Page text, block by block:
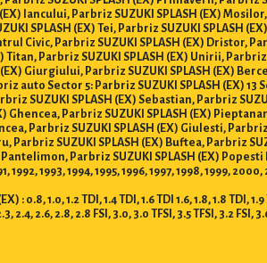
Iancului, Parbriz SUZUKI SPLASH (EX)
SPLASH (EX) Tei, Parbriz SUZUKI SPLASH
Civic, Parbriz SUZUKI SPLASH (EX) Dristor,
Titan, Parbriz SUZUKI SPLASH (EX) Unirii,
Giurgiului, Parbriz SUZUKI SPLASH (EX)
auto Sector 5: Parbriz SUZUKI SPLASH (EX)
SUZUKI SPLASH (EX) Sebastian, Parbriz
Ghencea, Parbriz SUZUKI SPLASH (EX)
Parbriz SUZUKI SPLASH (EX) Giulesti,
SUZUKI SPLASH (EX) Buftea, Parbriz
Pantelimon, Parbriz SUZUKI SPLASH (EX)
1992, 1993, 1994, 1995, 1996, 1997, 1998, 1999,
1.0, 1.2 TDI, 1.4 TDI, 1.6 TDI 1.6, 1.8, 1.8 TDI, 1.9
2.4, 2.6, 2.8, 2.8 FSI, 3.0, 3.0 TFSI, 3.5 TFSI, 3.2 FSI,